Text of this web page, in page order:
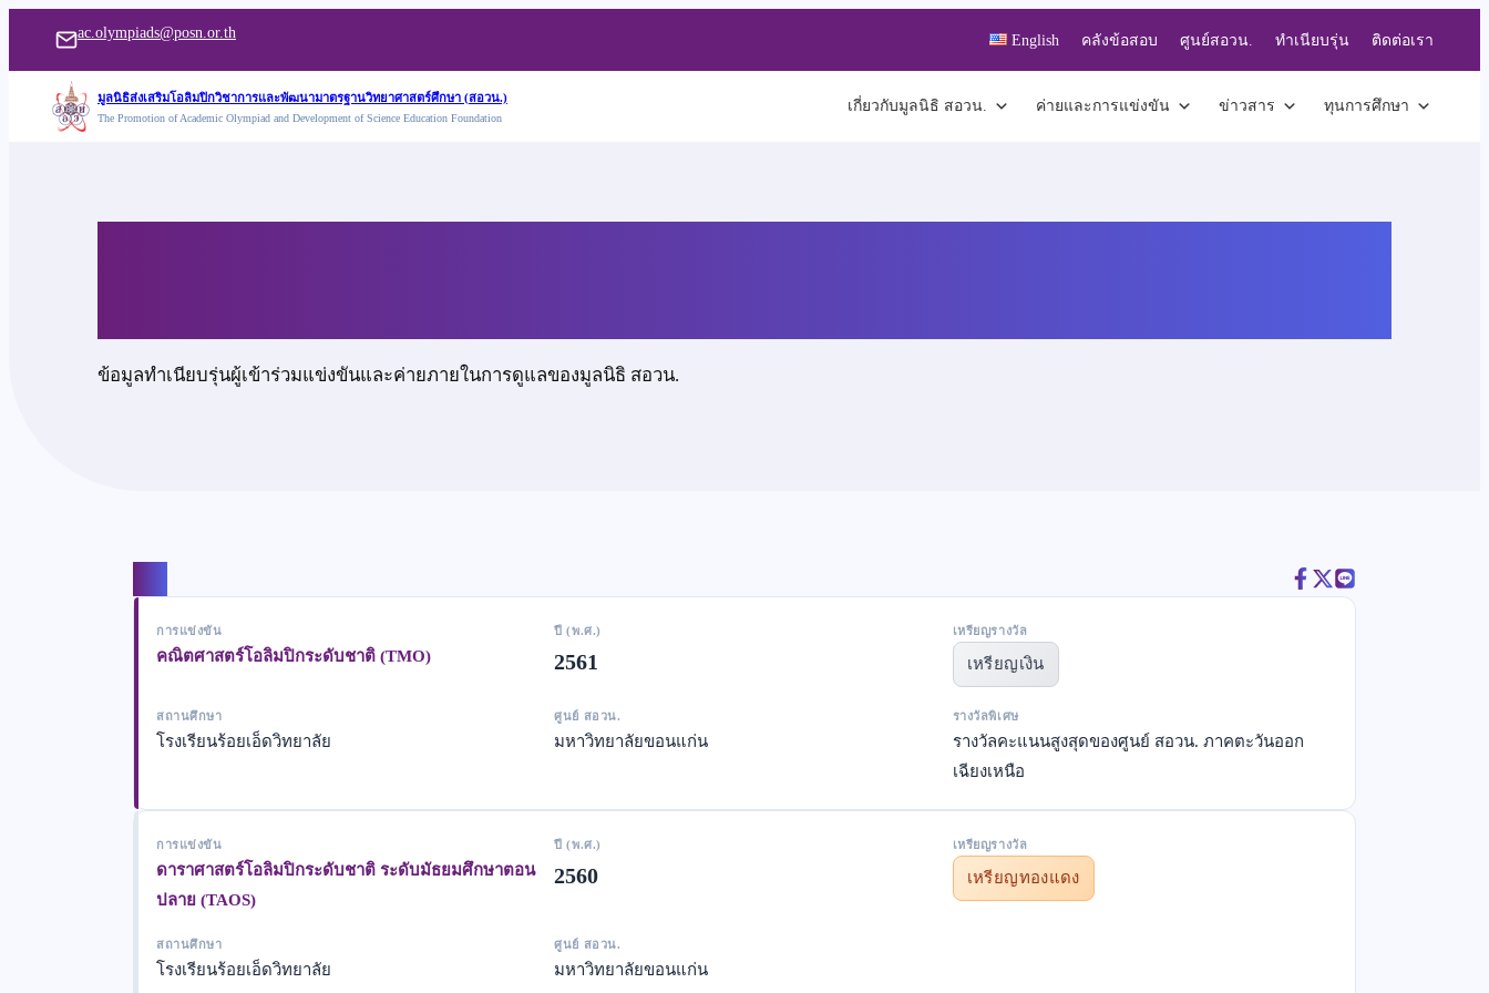
เนื้อหา
ac.olympiads@posn.or.th English คลังข้อสอบ ศูนย์สอวน. ทำเนียบรุ่น ติดต่อเรา
มูลนิธิส่งเสริมโอลิมปิกวิชาการและพัฒนามาตรฐานวิทยาศาสตร์ศึกษา (สอวน.)
The Promotion of Academic Olympiad and Development of Science Education Foundation
เกี่ยวกับมูลนิธิ สอวน. ค่ายและการแข่งขัน ข่าวสาร ทุนการศึกษา
ข้อมูลทำเนียบรุ่นผู้เข้าร่วมแข่งขันและค่ายภายในการดูแลของมูลนิธิ สอวน.
การแข่งขัน
คณิตศาสตร์โอลิมปิกระดับชาติ (TMO)
ปี (พ.ศ.)
2561
เหรียญรางวัล
เหรียญเงิน
สถานศึกษา
โรงเรียนร้อยเอ็ดวิทยาลัย
ศูนย์ สอวน.
มหาวิทยาลัยขอนแก่น
รางวัลพิเศษ
รางวัลคะแนนสูงสุดของศูนย์ สอวน. ภาคตะวันออก
เฉียงเหนือ
การแข่งขัน
ดาราศาสตร์โอลิมปิกระดับชาติ ระดับมัธยมศึกษาตอน
ปลาย (TAOS)
ปี (พ.ศ.)
2560
เหรียญรางวัล
เหรียญทองแดง
สถานศึกษา
โรงเรียนร้อยเอ็ดวิทยาลัย
ศูนย์ สอวน.
มหาวิทยาลัยขอนแก่น